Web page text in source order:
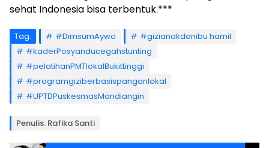
sehat Indonesia bisa terbentuk.***
Tag: #DimsumAywo
#gizianakdanibu hamil
#kaderPosyanducegahstunting
#pelatihanPMTlokalBukittinggi
#programgiziberbasispanganlokal
#UPTDPuskesmasMandiangin
Penulis: Rafika Santi